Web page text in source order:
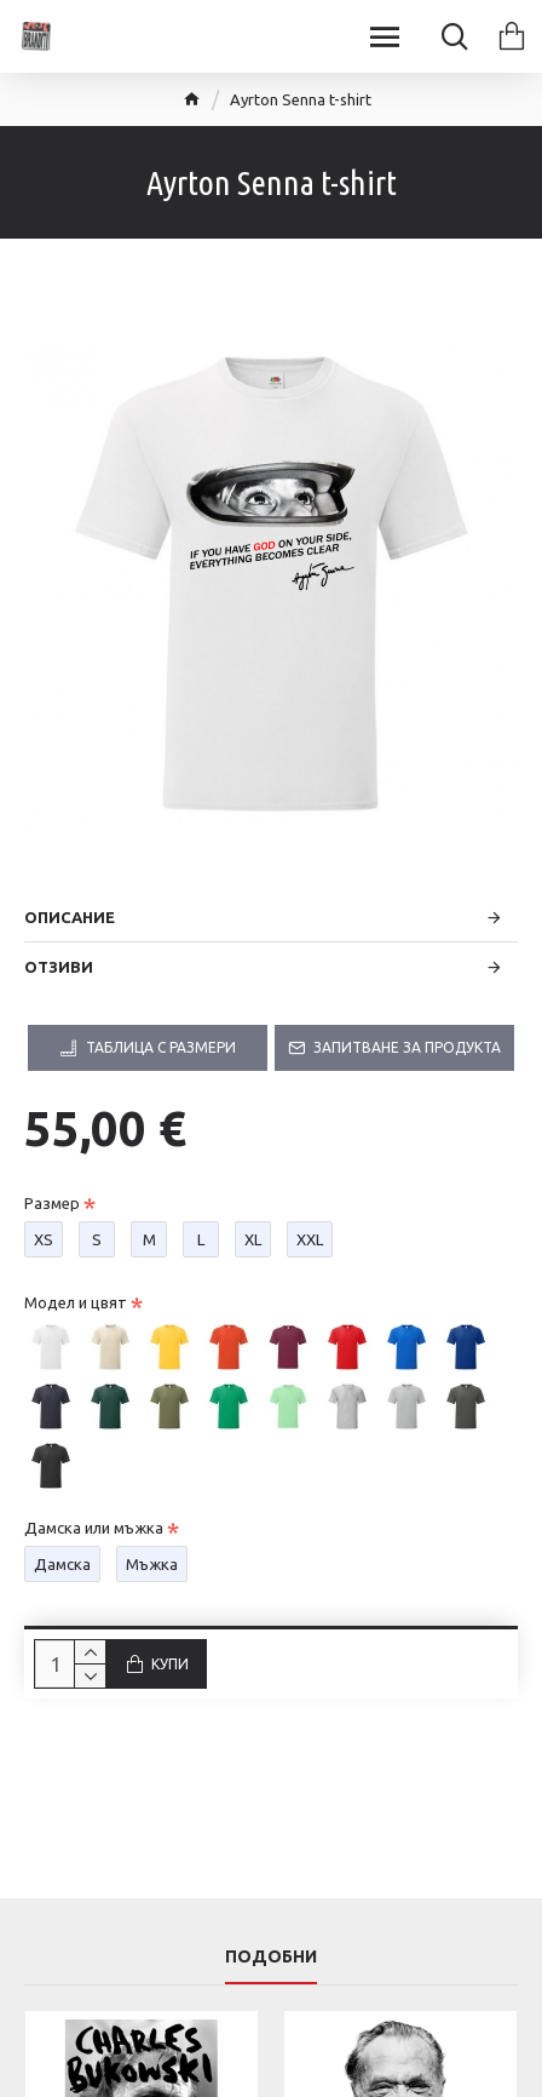
Аyrton Senna t-shirt
Аyrton Senna t-shirt
ОПИСАНИЕ
ОТЗИВИ
ТАБЛИЦА С РАЗМЕРИ ЗАПИТВАНЕ ЗА ПРОДУКТА
55,00 €
Размер
XS S М L XL XXL
Модел и цвят
Дамска или мъжка
Дамска Мъжка
КУПИ
ПОДОБНИ